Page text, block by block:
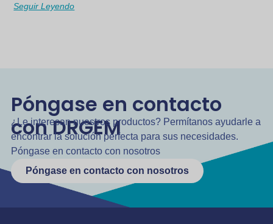
Seguir Leyendo
Póngase en contacto
con DRGEM
¿Le interesan nuestros productos? Permítanos ayudarle a
encontrar la solución perfecta para sus necesidades.
Póngase en contacto con nosotros
Póngase en contacto con nosotros